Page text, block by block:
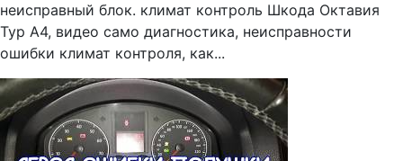
неисправный блок. климат контроль Шкода Октавия
Тур А4, видео само диагностика, неисправности
ошибки климат контроля, как...